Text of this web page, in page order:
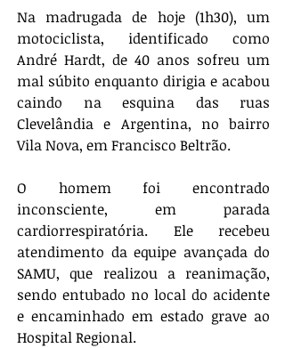
Na madrugada de hoje (1h30), um
motociclista, identificado como
André Hardt, de 40 anos sofreu um
mal súbito enquanto dirigia e acabou
caindo na esquina das ruas
Clevelândia e Argentina, no bairro
Vila Nova, em Francisco Beltrão.
O homem foi encontrado
inconsciente, em parada
cardiorrespiratória. Ele recebeu
atendimento da equipe avançada do
SAMU, que realizou a reanimação,
sendo entubado no local do acidente
e encaminhado em estado grave ao
Hospital Regional.